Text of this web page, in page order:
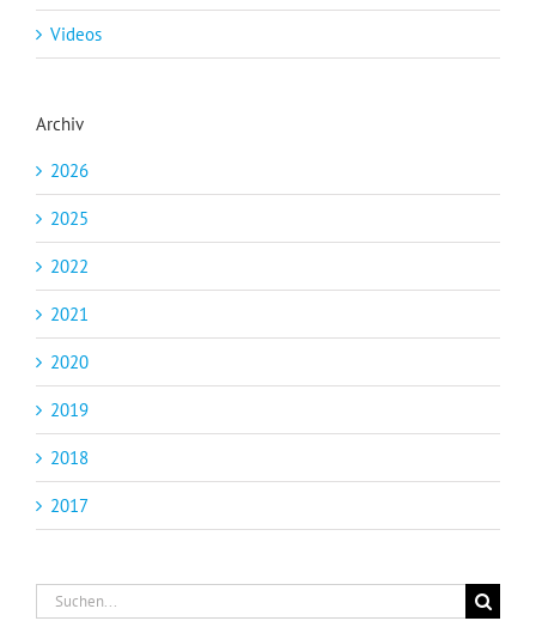
Videos
Archiv
2026
2025
2022
2021
2020
2019
2018
2017
Suche